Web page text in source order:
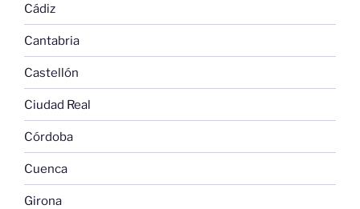
Cádiz
Cantabria
Castellón
Ciudad Real
Córdoba
Cuenca
Girona